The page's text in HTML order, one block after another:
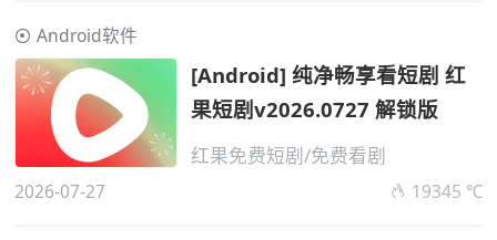
Android软件
[Android] 纯净畅享看短剧 红
果短剧v2026.0727 解锁版
红果免费短剧/免费看剧
2026-07-27 19345 ℃